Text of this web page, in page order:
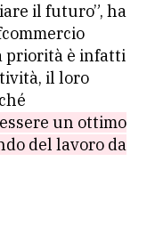
il futuro”, ha
priorità è infatti
il loro
un ottimo
del lavoro da